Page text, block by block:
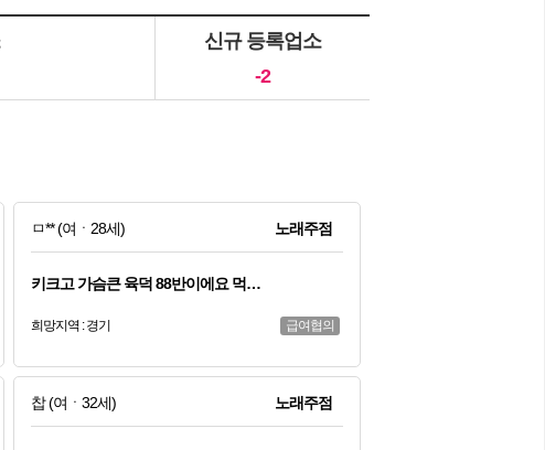
신규 등록업소
-2
ㅁ**(여ㆍ28세) 노래주점
키크고 가슴큰 육덕 88반이에요 먹…
희망지역 : 경기 급여협의
찹(여ㆍ32세) 노래주점